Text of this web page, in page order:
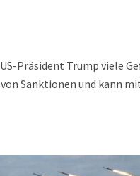
Präsident Trump viele
Sanktionen und kann